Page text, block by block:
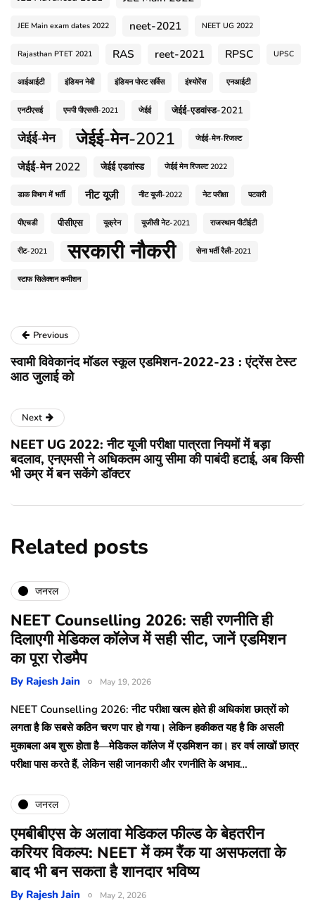
JEE Main exam dates 2022 neet-2021 NEET UG 2022
Rajasthan PTET 2021 RAS reet-2021 RPSC UPSC
आईआईटी इंडियन नेवी इंडियन पोस्ट सर्विस इंश्योरेंस एनआईटी
एनटीएसई एमपी पीएससी-2021 जेईई जेईई-एडवांस्ड-2021
जेईई-मेन जेईई-मेन-2021 जेईई-मेन-रिजल्ट
जेईई-मेन 2022 जेईई एडवांस्ड जेईई मेन रिजल्ट 2022
डाक विभाग में भर्ती नीट यूजी नीट यूजी-2022 नेट परीक्षा पटवारी
पीएचडी पीसीएस यूक्रेन यूजीसी नेट-2021 राजस्थान पीटीईटी
रीट-2021 सरकारी नौकरी सेना भर्ती रैली-2021
स्टाफ सिलेक्शन कमीशन
Previous
स्वामी विवेकानंद मॉडल स्कूल एडमिशन-2022-23 : एंट्रेंस टेस्ट
आठ जुलाई को
Next
NEET UG 2022: नीट यूजी परीक्षा पात्रता नियमों में बड़ा
बदलाव, एनएमसी ने अधिकतम आयु सीमा की पाबंदी हटाई, अब किसी
भी उम्र में बन सकेंगे डॉक्टर
Related posts
जनरल
NEET Counselling 2026: सही रणनीति ही
दिलाएगी मेडिकल कॉलेज में सही सीट, जानें एडमिशन
का पूरा रोडमैप
By Rajesh Jain May 19, 2026
NEET Counselling 2026: नीट परीक्षा खत्म होते ही अधिकांश छात्रों को
लगता है कि सबसे कठिन चरण पार हो गया। लेकिन हकीकत यह है कि असली
मुकाबला अब शुरू होता है—मेडिकल कॉलेज में एडमिशन का। हर वर्ष लाखों छात्र
परीक्षा पास करते हैं, लेकिन सही जानकारी और रणनीति के अभाव…
जनरल
एमबीबीएस के अलावा मेडिकल फील्ड के बेहतरीन
करियर विकल्प: NEET में कम रैंक या असफलता के
बाद भी बन सकता है शानदार भविष्य
By Rajesh Jain May 2, 2026